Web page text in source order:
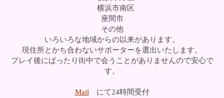
横浜市南区
座間市
その他
いろいろな地域からの以来があります。
現住所とかち合わないサポーターを選出いたします。
プレイ後にばったり街中で会うことがありませんので安心で
す。
Mail にて24時間受付